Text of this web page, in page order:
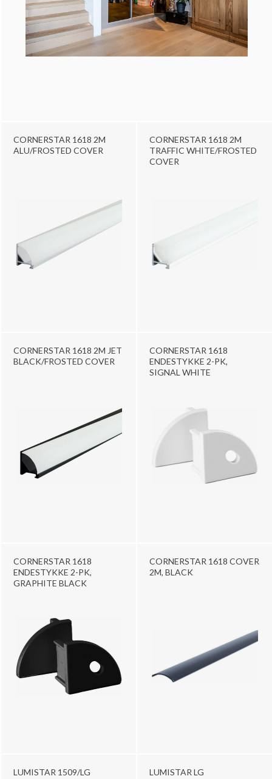
CORNERSTAR 1618 2M
ALU/FROSTED COVER
CORNERSTAR 1618 2M
TRAFFIC WHITE/FROSTED
COVER
CORNERSTAR 1618 2M JET
BLACK/FROSTED COVER
CORNERSTAR 1618
ENDESTYKKE 2-PK,
SIGNAL WHITE
CORNERSTAR 1618
ENDESTYKKE 2-PK,
GRAPHITE BLACK
CORNERSTAR 1618 COVER
2M, BLACK
LUMISTAR 1509/LG
LUMISTAR LG